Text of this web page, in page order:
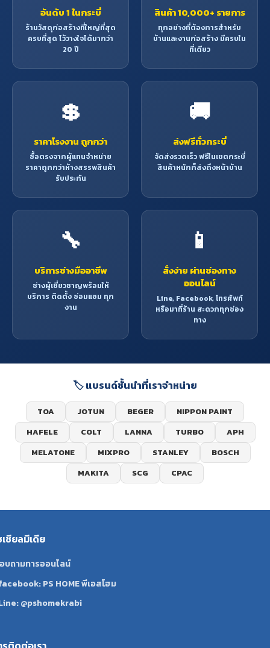
อันดับ 1 ในกระบี่
ร้านวัสดุก่อสร้างที่ใหญ่ที่สุด
ครบที่สุด ไว้วางใจได้มากว่า
20 ปี
สินค้า 10,000+ รายการ
ทุกอย่างที่ต้องการสำหรับ
บ้านและงานก่อสร้าง มีครบใน
ที่เดียว
💲
ราคาโรงงาน ถูกกว่า
ซื้อตรงจากผู้แทนจำหน่าย
ราคาถูกกว่าห้างสรรพสินค้า
รับประกัน
🚚
ส่งฟรีทั่วกระบี่
จัดส่งรวดเร็ว ฟรีในเขตกระบี่
สินค้าหนักก็ส่งถึงหน้าบ้าน
🔧
บริการช่างมืออาชีพ
ช่างผู้เชี่ยวชาญพร้อมให้
บริการ ติดตั้ง ซ่อมแซม ทุก
งาน
📱
สั่งง่าย ผ่านช่องทาง
ออนไลน์
Line, Facebook, โทรศัพท์
หรือมาที่ร้าน สะดวกทุกช่อง
ทาง
🏷️ แบรนด์ชั้นนำที่เราจำหน่าย
TOA JOTUN BEGER
NIPPON PAINT
HAFELE
COLT LANNA TURBO
APH
MELATONE
MIXPRO STANLEY
BOSCH
MAKITA
SCG CPAC
เชียลมีเดีย
บถามทารออนไลน์
PS HOME พีเอสโฮม
@pshomekrabi